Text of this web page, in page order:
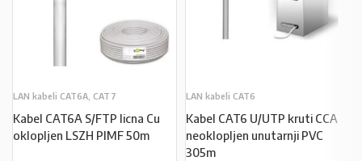
LAN kabeli CAT6A, CAT7
Kabel CAT6A S/FTP licna Cu
oklopljen LSZH PIMF 50m
LAN kabeli CAT6
Kabel CAT6 U/UTP kruti CCA
neoklopljen unutarnji PVC
305m